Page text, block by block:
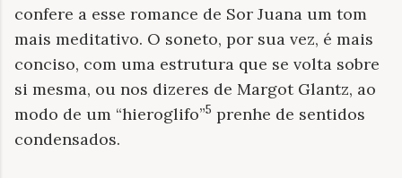
confere a esse romance de Sor Juana um tom
mais meditativo. O soneto, por sua vez, é mais
conciso, com uma estrutura que se volta sobre
si mesma, ou nos dizeres de Margot Glantz, ao
modo de um “hieroglifo”5 prenhe de sentidos
condensados.